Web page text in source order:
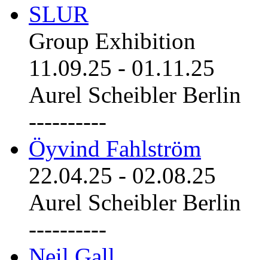
SLUR
Group Exhibition
11.09.25 - 01.11.25
Aurel Scheibler Berlin
----------
Öyvind Fahlström
22.04.25 - 02.08.25
Aurel Scheibler Berlin
----------